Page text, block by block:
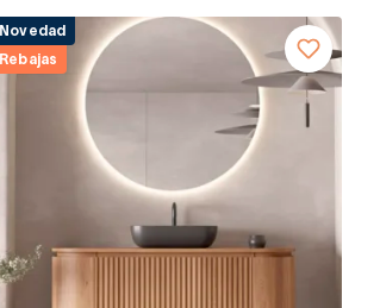
Novedad
Rebajas